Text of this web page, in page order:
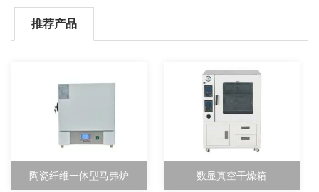
推荐产品
陶瓷纤维一体型马弗炉 数显真空干燥箱